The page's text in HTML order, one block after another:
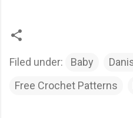
Filed under: Baby
Free Crochet Patterns